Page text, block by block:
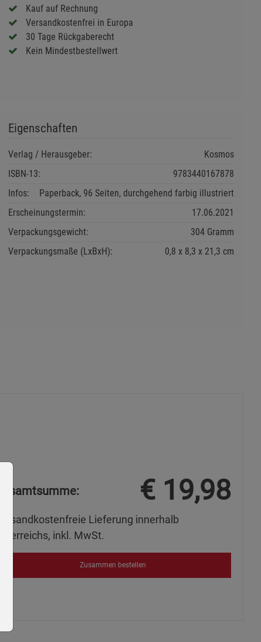
Kauf auf Rechnung
Versandkostenfrei in Europa
30 Tage Rückgaberecht
Kein Mindestbestellwert
Eigenschaften
Verlag / Herausgeber:
Kosmos
ISBN-13:
9783440167878
Infos:
Paperback, 96 Seiten, durchgehend farbig illustriert
Erscheinungstermin:
17.06.2021
Verpackungsgewicht:
304 Gramm
Verpackungsmaße (LxBxH):
0,8 8,3 21,3 cm
Gesamtsumme: € 19,98
Versandkostenfreie Lieferung innerhalb
Österreichs, inkl. MwSt.
Zusammen bestellen